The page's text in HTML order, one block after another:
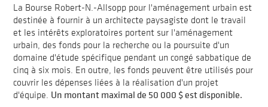
La Bourse Robert-N.-Allsopp pour l'aménagement urbain est
destinée à fournir à un architecte paysagiste dont le travail
et les intérêts exploratoires portent sur l'aménagement
urbain, des fonds pour la recherche ou la poursuite d'un
domaine d'étude spécifique pendant un congé sabbatique de
cinq à six mois. En outre, les fonds peuvent être utilisés pour
couvrir les dépenses liées à la réalisation d'un projet
d'équipe. Un montant maximal de 50 000 $ est disponible.